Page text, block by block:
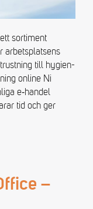
sortiment
arbetsplatsens
till hygien-
online Ni
e‑handel
tid och ger
–